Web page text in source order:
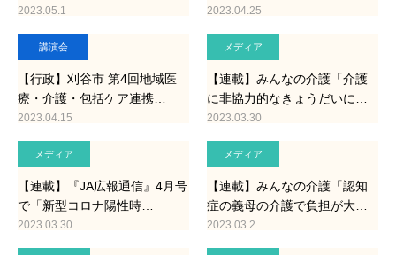
2023.05.1 2023.04.25
講演会
【行政】刈谷市 第4回地域医
療・介護・包括ケア連携…
2023.04.15
メディア
【連載】みんなの介護「介護
に非協力的なきょうだいに…
2023.03.30
メディア
【連載】『JA広報通信』4月号
で「新型コロナ陽性時…
2023.03.30
メディア
【連載】みんなの介護「認知
症の義母の介護で負担が大…
2023.03.2